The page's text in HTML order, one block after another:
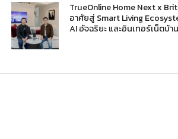
TrueOnline Home Next x
อาศัยสู่ Smart Living
AI อัจฉริยะ และอินเทอร์เน็ตบ้า